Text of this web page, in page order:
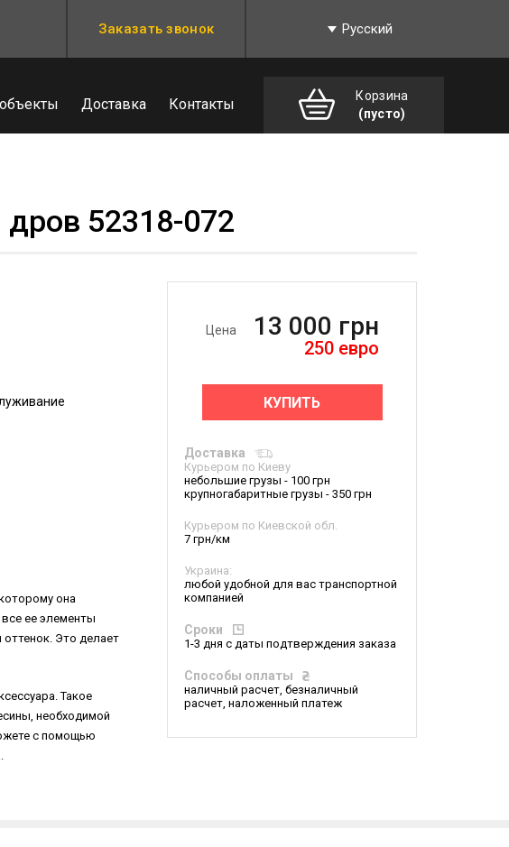
Заказать звонок Русский
Доставка Контакты
Корзина
(пусто)
дров 52318-072
Цена 13 000 грн
250 евро
КУПИТЬ
Доставка
Курьером по Киеву
небольшие грузы - 100 грн
крупногабаритные грузы - 350 грн
Курьером по Киевской обл.
7 грн/км
Украина:
любой удобной для вас транспортной
компанией
Сроки
1-3 дня с даты подтверждения заказа
Способы оплаты
наличный расчет, безналичный
расчет, наложенный платеж
она
ее элементы
Это делает
Такое
необходимой
с помощью